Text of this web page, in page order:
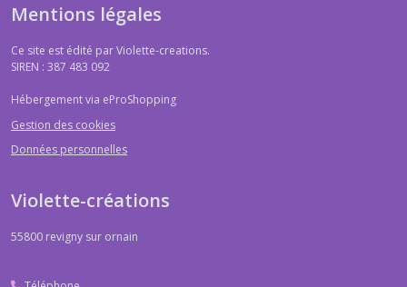
Mentions légales
Ce site est édité par Violette-creations.
SIREN : 387 483 092
Hébergement via eProShopping
Gestion des cookies
Données personnelles
Violette-créations
55800 revigny sur ornain